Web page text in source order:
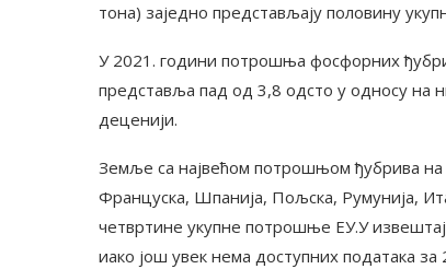
тона) заједно представљају половину
У 2021. години потрошња фосфорних
представља пад од 3,8 одсто у односу на
деценији.
Земље са највећом потрошњом ђубрива
Француска, Шпанија, Пољска, Румунија,
четвртине укупне потрошње ЕУ.У
иако још увек нема доступних података за